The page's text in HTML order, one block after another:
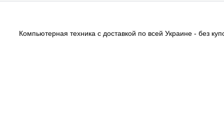
Компьютерная техника с доставкой по всей Украине - без